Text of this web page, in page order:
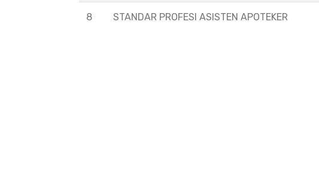
8 STANDAR PROFESI ASISTEN APOTEKER